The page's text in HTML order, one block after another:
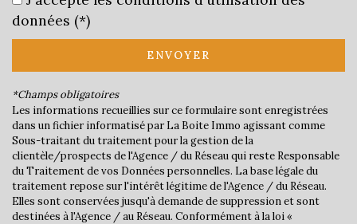
École primaire
statistiques
Nombre d'habitants
7 679
Propriétaires (vs. locataires)
54,90 %
Taxe habitation
données (*)
ENVOYER
*Champs obligatoires
Les informations recueillies sur ce formulaire sont enregistrées
dans un fichier informatisé par La Boite Immo agissant comme
Sous-traitant du traitement pour la gestion de la
clientèle/prospects de l'Agence / du Réseau qui reste Responsable
du Traitement de vos Données personnelles. La base légale du
traitement repose sur l'intérêt légitime de l'Agence / du Réseau.
Elles sont conservées jusqu'à demande de suppression et sont
destinées à l'Agence / au Réseau. Conformément à la loi «